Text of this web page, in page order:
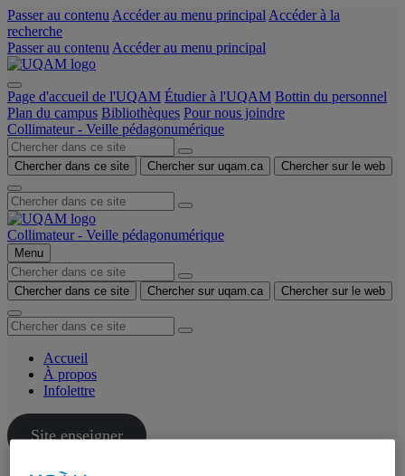
Passer au contenu Accéder au menu principal Accéder à la
recherche
Passer au contenu Accéder au menu principal
Page d'accueil de l'UQAM Étudier à l'UQAM Bottin du personnel
Plan du campus Bibliothèques Pour nous joindre
Collimateur - Veille pédagonumérique
Chercher dans ce site Chercher sur uqam.ca Chercher sur le web
Collimateur - Veille pédagonumérique
Menu
Chercher dans ce site Chercher sur uqam.ca Chercher sur le web
Accueil
À propos
Infolettre
Site enseigner